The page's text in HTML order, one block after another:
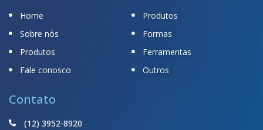
Home
Sobre nós
Produtos
Fale conosco
Produtos
Formas
Ferramentas
Outros
Contato
(12) 3952-8920